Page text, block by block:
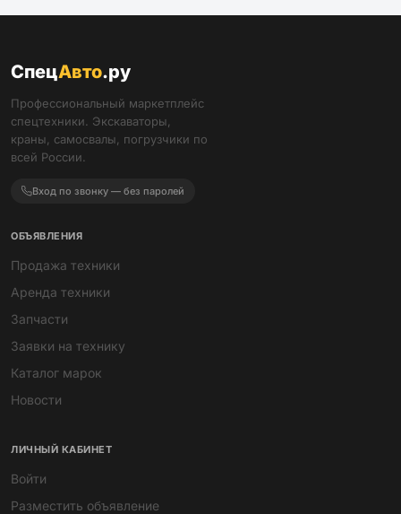
СпецАвто.ру
Профессиональный маркетплейс
спецтехники. Экскаваторы,
краны, самосвалы, погрузчики по
всей России.
Вход по звонку — без паролей
ОБЪЯВЛЕНИЯ
Продажа техники
Аренда техники
Запчасти
Заявки на технику
Каталог марок
Новости
ЛИЧНЫЙ КАБИНЕТ
Войти
Разместить объявление